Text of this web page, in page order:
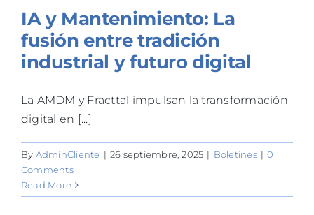
IA y Mantenimiento: La
fusión entre tradición
industrial y futuro digital
La AMDM y Fracttal impulsan la transformación
digital en [...]
By AdminCliente | 26 septiembre, 2025 | Boletines | 0
Comments
Read More